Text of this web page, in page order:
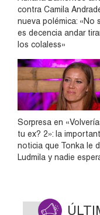
contra Camila
nueva polémica: «No
es decencia andar
los colaless»
Sorpresa en
tu ex? 2»: la
noticia que Tonka le
Ludmila y nadie